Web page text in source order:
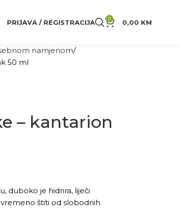
PRIJAVA / REGISTRACIJA 0 0,00 KM
namjenom
50 ml
– kantarion
duboko je hidrira, liječi
štiti od slobodnih